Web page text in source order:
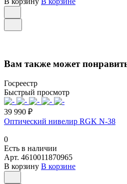
Вам также может
Госреестр
Быстрый просмотр
39 990 ₽
Оптический нивелир RGK N-38
0
Есть в наличии
Арт. 4610011870965
В корзину В корзине